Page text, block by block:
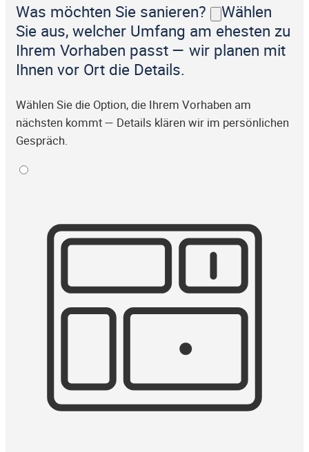
Was möchten Sie sanieren?
Wählen
Sie aus, welcher Umfang am ehesten zu
Ihrem Vorhaben passt — wir planen mit
Ihnen vor Ort die Details.
Wählen Sie die Option, die Ihrem Vorhaben am
nächsten kommt — Details klären wir im persönlichen
Gespräch.